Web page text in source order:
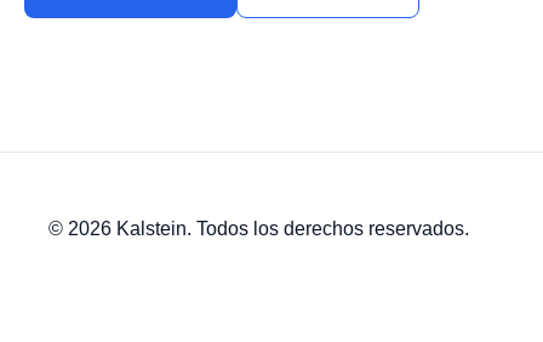
© 2026 Kalstein. Todos los derechos reservados.